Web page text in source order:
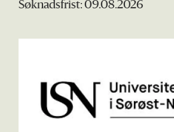
Søknadsfrist: 09.08.2026